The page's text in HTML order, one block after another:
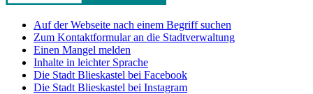
Auf der Webseite nach einem Begriff suchen
Zum Kontaktformular an die Stadtverwaltung
Einen Mangel melden
Inhalte in leichter Sprache
Die Stadt Blieskastel bei Facebook
Die Stadt Blieskastel bei Instagram